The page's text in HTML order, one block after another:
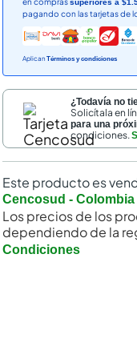
superiores a
pagando con las tarjetas de
Aplican Términos y condiciones
¿Todavía no
Solicítala en
para una
condiciones.
Este producto es
Cencosud - Colombia
Los precios de los
dependiendo de la
Condiciones